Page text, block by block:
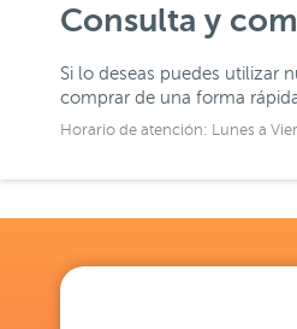
Consulta y
Si lo deseas puedes utilizar
comprar de una forma
Horario de atención: Lunes a